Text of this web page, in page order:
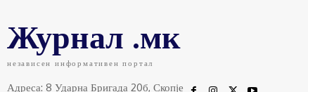
Журнал .мк
независен информативен портал
Адреса: 8 Ударна Бригада 20б, Скопје